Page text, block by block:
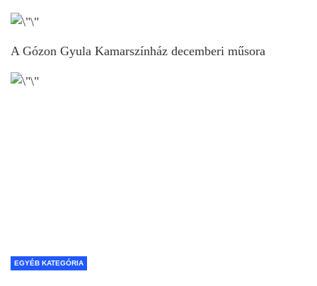
A Gózon Gyula Kamarszínház decemberi műsora
EGYÉB KATEGÓRIA